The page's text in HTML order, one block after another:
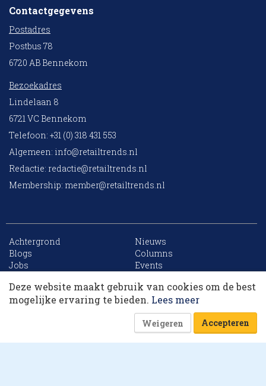
Contactgegevens
Postadres
Postbus 78
6720 AB Bennekom
Bezoekadres
Lindelaan 8
6721 VC Bennekom
Telefoon: +31 (0) 318 431 553
Algemeen: info@retailtrends.nl
Redactie: redactie@retailtrends.nl
Membership: member@retailtrends.nl
Achtergrond
Nieuws
Blogs
Columns
Jobs
Events
Archief
Sitemap
Website is powered by
Deze website maakt gebruik van cookies om de best
mogelijke ervaring te bieden. Lees meer
Weigeren Accepteren
10 collega’s
Korting op events